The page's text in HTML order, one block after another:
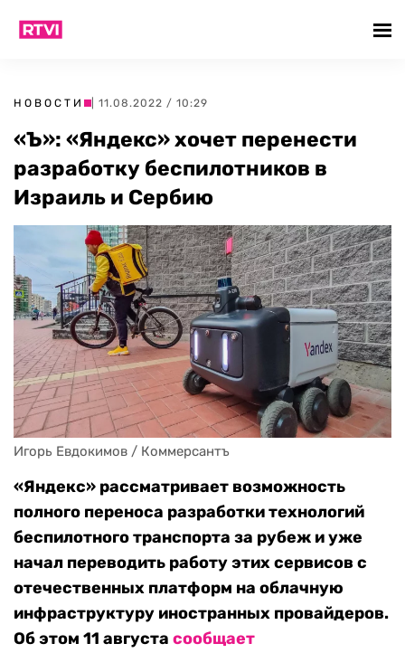
НОВОСТИ | 11.08.2022 / 10:29
«Ъ»: «Яндекс» хочет перенести
разработку беспилотников в
Израиль и Сербию
Игорь Евдокимов / Коммерсантъ
«Яндекс» рассматривает возможность
полного переноса разработки технологий
беспилотного транспорта за рубеж и уже
начал переводить работу этих сервисов с
отечественных платформ на облачную
инфраструктуру иностранных провайдеров.
Об этом 11 августа сообщает